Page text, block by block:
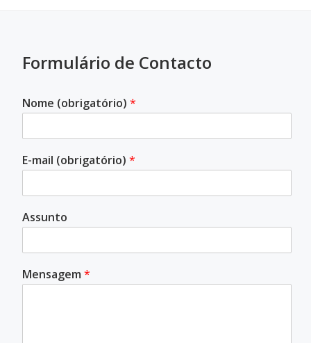
Formulário de Contacto
Nome (obrigatório) *
E-mail (obrigatório) *
Assunto
Mensagem *